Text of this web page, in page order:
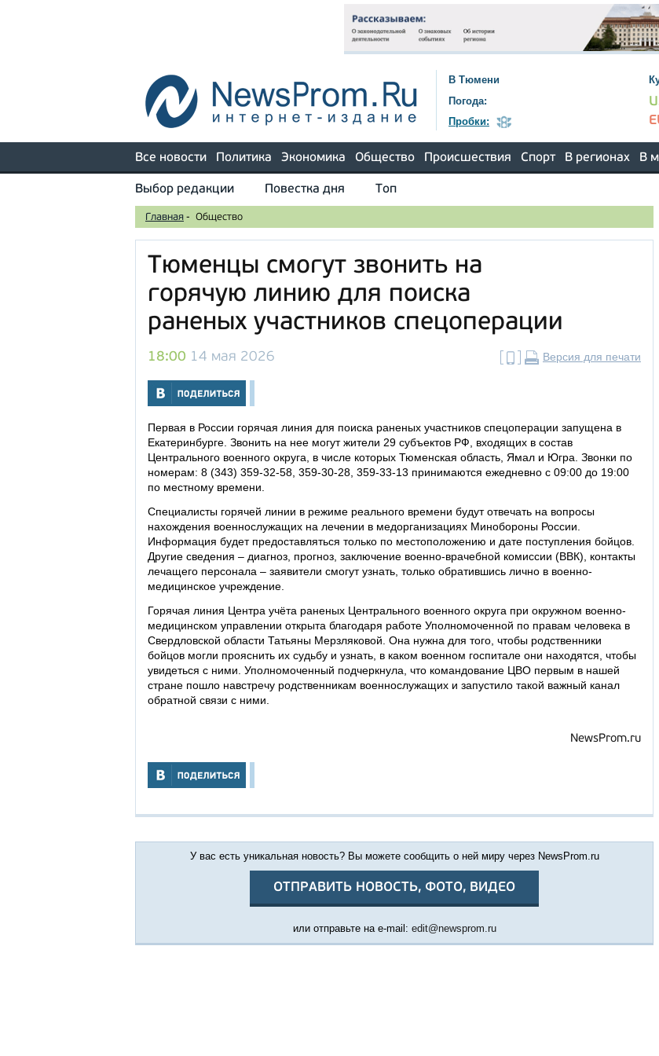
В Тюмени
Погода:
Пробки:
Все новости Политика Экономика Общество Происшествия Спорт В регионах В
Выбор редакции Повестка дня Топ
Главная - Общество
Тюменцы смогут звонить на
горячую линию для поиска
раненых участников спецоперации
18:00 14 мая 2026 Версия для печати
Первая в России горячая линия для поиска раненых участников спецоперации запущена в
Екатеринбурге. Звонить на нее могут жители 29 субъектов РФ, входящих в состав
Центрального военного округа, в числе которых Тюменская область, Ямал и Югра. Звонки по
номерам: 8 (343) 359-32-58, 359-30-28, 359-33-13 принимаются ежедневно с 09:00 до 19:00
по местному времени.
Специалисты горячей линии в режиме реального времени будут отвечать на вопросы
нахождения военнослужащих на лечении в медорганизациях Минобороны России.
Информация будет предоставляться только по местоположению и дате поступления бойцов.
Другие сведения – диагноз, прогноз, заключение военно-врачебной комиссии (ВВК), контакты
лечащего персонала – заявители смогут узнать, только обратившись лично в военно-
медицинское учреждение.
Горячая линия Центра учёта раненых Центрального военного округа при окружном военно-
медицинском управлении открыта благодаря работе Уполномоченной по правам человека в
Свердловской области Татьяны Мерзляковой. Она нужна для того, чтобы родственники
бойцов могли прояснить их судьбу и узнать, в каком военном госпитале они находятся, чтобы
увидеться с ними. Уполномоченный подчеркнула, что командование ЦВО первым в нашей
стране пошло навстречу родственникам военнослужащих и запустило такой важный канал
обратной связи с ними.
NewsProm.ru
У вас есть уникальная новость? Вы можете сообщить о ней миру через NewsProm.ru
ОТПРАВИТЬ НОВОСТЬ, ФОТО, ВИДЕО
или отправьте на e-mail: edit@newsprom.ru